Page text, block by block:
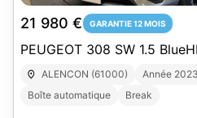
21 980 € GARANTIE 12 MOIS
PEUGEOT 308 SW 1.5
ALENCON (61000) Année 2023
Boîte automatique
Break